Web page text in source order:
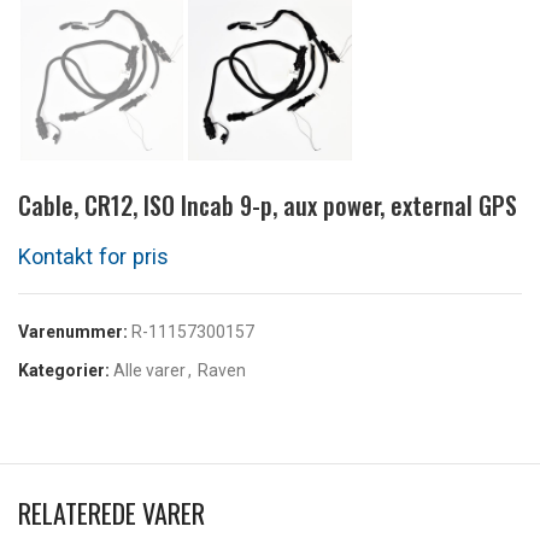
Cable, CR12, ISO Incab 9-p, aux power, external GPS
Varenummer: R-11157300157
Kategorier: Alle varer, Raven
RELATEREDE VARER